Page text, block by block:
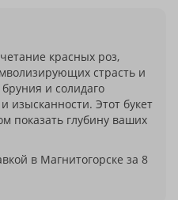
красных роз,
страсть и
и солидаго
изысканности. Этот букет
показать глубину ваших
в Магнитогорске за 8